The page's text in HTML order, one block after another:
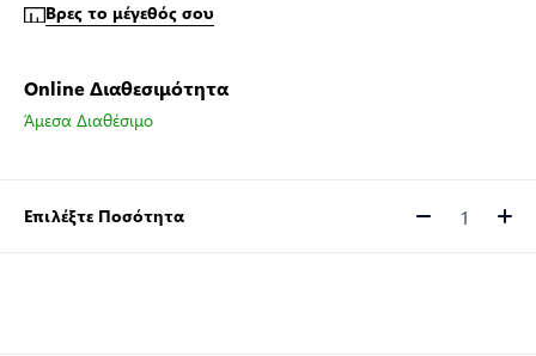
Βρες το μέγεθός σου
Online Διαθεσιμότητα
Άμεσα Διαθέσιμο
Επιλέξτε Ποσότητα Ποσότητα